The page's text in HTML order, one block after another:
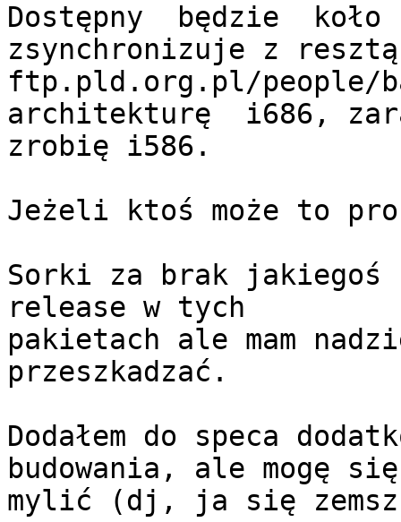
Dostępny  będzie
zsynchronizuje z
ftp.pld.org.pl/people/
architekturę  i686,
zrobię i586.
Jeżeli ktoś może to
Sorki za brak jakiegoś
release w tych
pakietach ale mam
przeszkadzać.
Dodałem do speca
budowania, ale mogę się
mylić (dj, ja się